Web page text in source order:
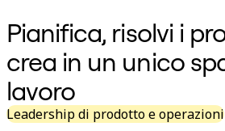
Soluzioni
Per segmento aziendale
Enterprise
Piccole imprese
Per settore
Digitale
Servizi professionali
Pianifica, risolvi i
crea in un unico
lavoro
Leadership di prodotto e operazioni